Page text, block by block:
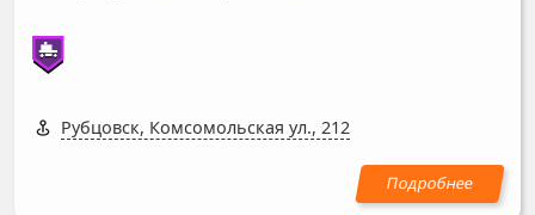
Рубцовск, Комсомольская ул., 212